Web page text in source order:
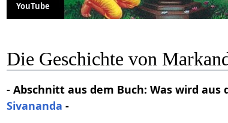
YouTube
Die Geschichte von
- Abschnitt aus dem Buch: Was wird aus
Sivananda -